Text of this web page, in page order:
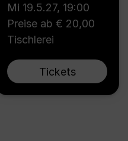
Mi 19.5.27, 19:00
Preise ab € 20,00
Tischlerei
Tickets